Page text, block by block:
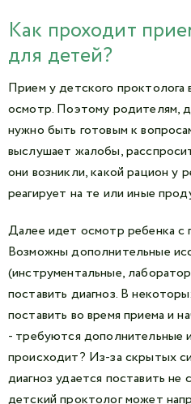
Как проходит
для детей?
Прием у детского
осмотр. Поэтому родителям,
нужно быть готовым к
выслушает жалобы,
они возникли, какой рацион у
реагирует на те или иные
Далее идет осмотр ребенка с
Возможны дополнительные
(инструментальные,
поставить диагноз. В
поставить во время приема и
- требуются дополнительные
происходит? Из-за скрытых
диагноз удается поставить не
детский проктолог может